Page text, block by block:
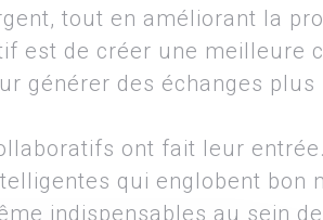
tout en améliorant la
est de créer une meilleure
générer des échanges plus
ont fait leur
qui englobent bon
indispensables au sein